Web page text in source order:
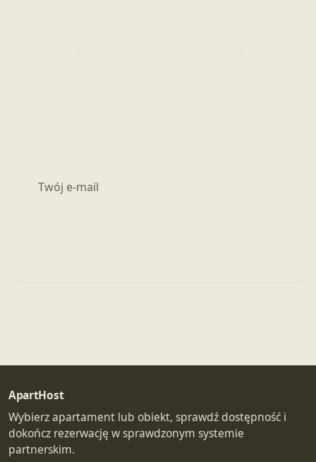
ApartHost
Wybierz apartament lub obiekt, sprawdź dostępność i
dokończ rezerwację w sprawdzonym systemie
partnerskim.